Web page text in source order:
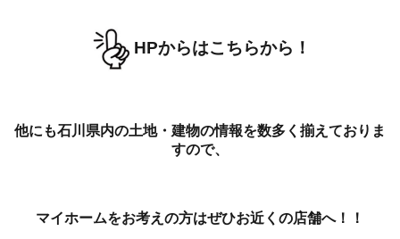
HPからはこちらから！
他にも石川県内の土地・建物の情報を数多く揃えておりま
すので、
マイホームをお考えの方はぜひお近くの店舗へ！！